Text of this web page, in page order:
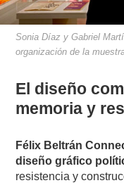
Sonia Díaz y Gabriel
organización de la
El diseño
memoria y
Félix Beltrán
diseño gráfico
resistencia y